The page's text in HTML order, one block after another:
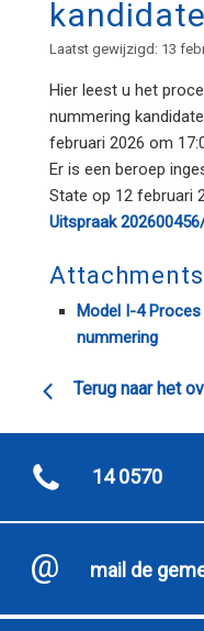
Laatst gewijzigd: 13
Hier leest u het
nummering
februari 2026 om
Er is een beroep
State op 12 februari
Uitspraak
Attachments
Model I-4
nummering
Terug naar het
14 0570
mail de